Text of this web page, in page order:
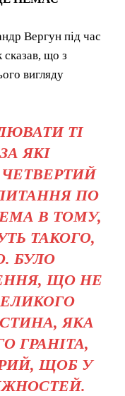
Вергун під час
сказав, що з
вигляду
ТІ
ЯКІ
ЧЕТВЕРТИЙ
ПО
В ТОМУ,
ТАКОГО,
БУЛО
ЩО НЕ
ЯКА
ГРАНІТА,
ЩОБ У